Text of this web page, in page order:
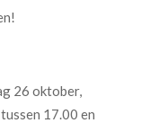
26 oktober,
17.00 en